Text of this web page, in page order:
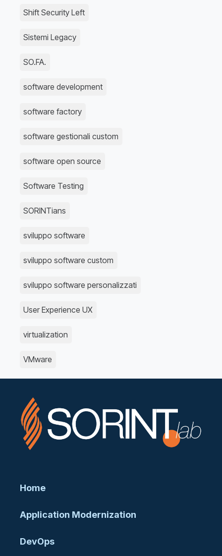
Shift Security Left
Sistemi Legacy
SO.FA.
software development
software factory
software gestionali custom
software open source
Software Testing
SORINTians
sviluppo software
sviluppo software custom
sviluppo software personalizzati
User Experience UX
virtualization
VMware
Home
Application Modernization
DevOps